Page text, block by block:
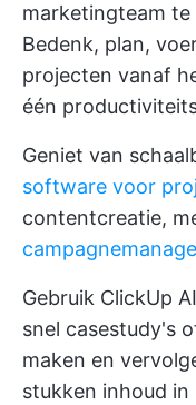
marketingteam te
Bedenk, plan,
projecten vanaf
één
Geniet van
software voor
contentcreatie,
Gebruik ClickUp AI
snel casestudy's
maken en
stukken inhoud in